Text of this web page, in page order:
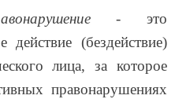
- это
действие (бездействие)
лица, за которое
правонарушениях